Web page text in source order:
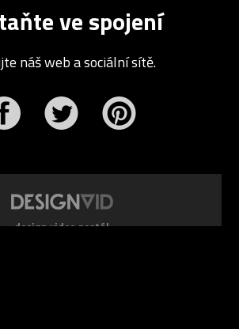
ve spojení
náš web a sociální sítě.
design video portál